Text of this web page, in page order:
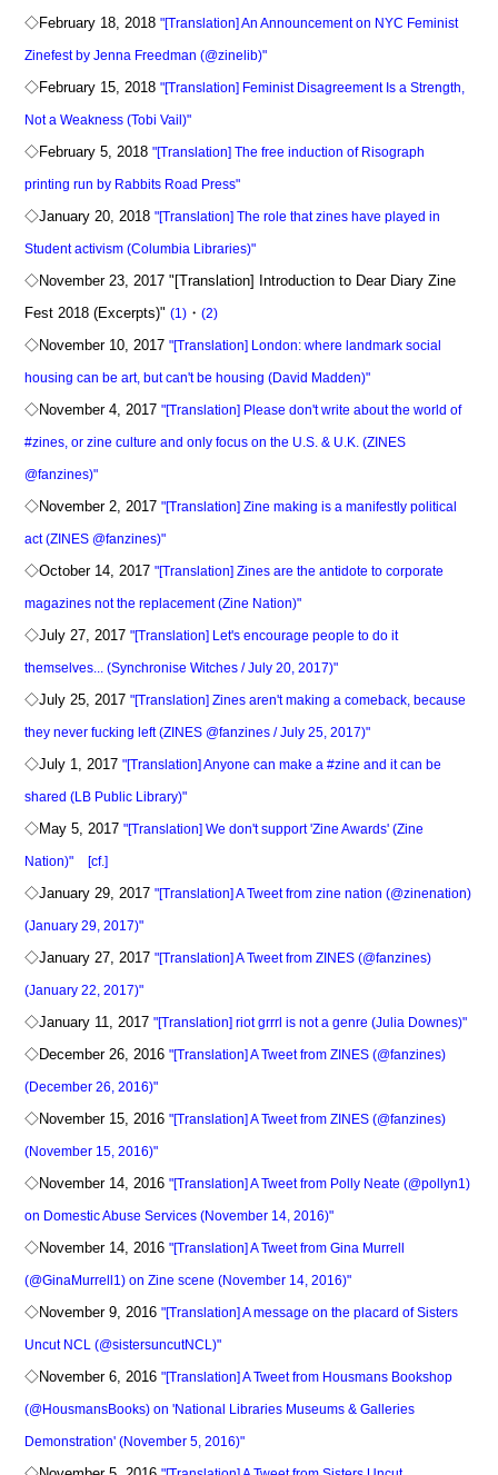
◇February 18, 2018"[Translation] An Announcement on NYC Feminist
Zinefest by Jenna Freedman (@zinelib)"
◇February 15, 2018"[Translation] Feminist Disagreement Is a Strength,
Not a Weakness (Tobi Vail)"
◇February 5, 2018"[Translation] The free induction of Risograph
printing run by Rabbits Road Press"
◇January 20, 2018"[Translation] The role that zines have played in
Student activism (Columbia Libraries)"
◇November 23, 2017 "[Translation] Introduction to Dear Diary Zine
Fest 2018 (Excerpts)"(1) ・(2)
◇November 10, 2017"[Translation] London: where landmark social
housing can be art, but can't be housing (David Madden)"
◇November 4, 2017"[Translation] Please don't write about the world of
#zines, or zine culture and only focus on the U.S. & U.K. (ZINES
@fanzines)"
◇November 2, 2017"[Translation] Zine making is a manifestly political
act (ZINES @fanzines)"
◇October 14, 2017"[Translation] Zines are the antidote to corporate
magazines not the replacement (Zine Nation)"
◇July 27, 2017"[Translation] Let's encourage people to do it
themselves... (Synchronise Witches / July 20, 2017)"
◇July 25, 2017"[Translation] Zines aren't making a comeback, because
they never fucking left (ZINES @fanzines / July 25, 2017)"
◇July 1, 2017"[Translation] Anyone can make a #zine and it can be
shared (LB Public Library)"
◇May 5, 2017"[Translation] We don't support 'Zine Awards' (Zine
Nation)" [cf.]
◇January 29, 2017"[Translation] A Tweet from zine nation (@zinenation)
(January 29, 2017)"
◇January 27, 2017"[Translation] A Tweet from ZINES (@fanzines)
(January 22, 2017)"
◇January 11, 2017"[Translation] riot grrrl is not a genre (Julia Downes)"
◇December 26, 2016"[Translation] A Tweet from ZINES (@fanzines)
(December 26, 2016)"
◇November 15, 2016"[Translation] A Tweet from ZINES (@fanzines)
(November 15, 2016)"
◇November 14, 2016"[Translation] A Tweet from Polly Neate (@pollyn1)
on Domestic Abuse Services (November 14, 2016)"
◇November 14, 2016"[Translation] A Tweet from Gina Murrell
(@GinaMurrell1) on Zine scene (November 14, 2016)"
◇November 9, 2016"[Translation] A message on the placard of Sisters
Uncut NCL (@sistersuncutNCL)"
◇November 6, 2016"[Translation] A Tweet from Housmans Bookshop
(@HousmansBooks) on 'National Libraries Museums & Galleries
Demonstration' (November 5, 2016)"